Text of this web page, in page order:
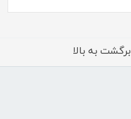
برگشت به بالا